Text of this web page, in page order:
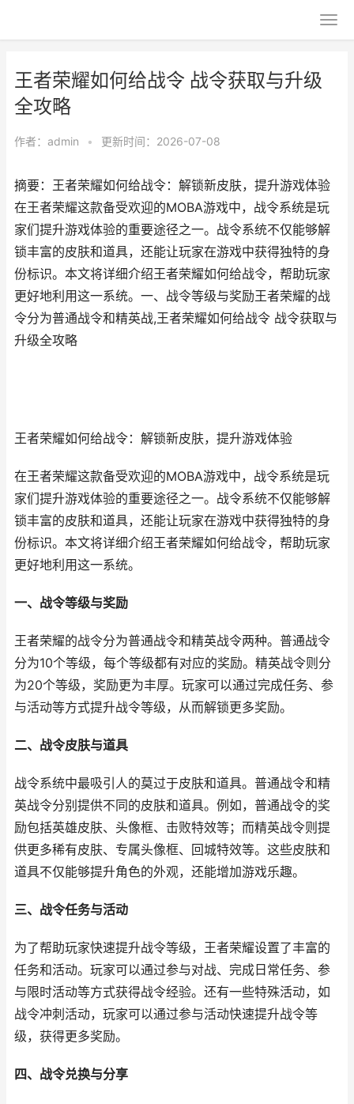
王者荣耀如何给战令 战令获取与升级
全攻略
作者： admin • 更新时间：2026-07-08
摘要：王者荣耀如何给战令：解锁新皮肤，提升游戏体验
在王者荣耀这款备受欢迎的MOBA游戏中，战令系统是玩
家们提升游戏体验的重要途径之一。战令系统不仅能够解
锁丰富的皮肤和道具，还能让玩家在游戏中获得独特的身
份标识。本文将详细介绍王者荣耀如何给战令，帮助玩家
更好地利用这一系统。一、战令等级与奖励王者荣耀的战
令分为普通战令和精英战,王者荣耀如何给战令 战令获取与
升级全攻略
王者荣耀如何给战令：解锁新皮肤，提升游戏体验
在王者荣耀这款备受欢迎的MOBA游戏中，战令系统是玩
家们提升游戏体验的重要途径之一。战令系统不仅能够解
锁丰富的皮肤和道具，还能让玩家在游戏中获得独特的身
份标识。本文将详细介绍王者荣耀如何给战令，帮助玩家
更好地利用这一系统。
一、战令等级与奖励
王者荣耀的战令分为普通战令和精英战令两种。普通战令
分为10个等级，每个等级都有对应的奖励。精英战令则分
为20个等级，奖励更为丰厚。玩家可以通过完成任务、参
与活动等方式提升战令等级，从而解锁更多奖励。
二、战令皮肤与道具
战令系统中最吸引人的莫过于皮肤和道具。普通战令和精
英战令分别提供不同的皮肤和道具。例如，普通战令的奖
励包括英雄皮肤、头像框、击败特效等；而精英战令则提
供更多稀有皮肤、专属头像框、回城特效等。这些皮肤和
道具不仅能够提升角色的外观，还能增加游戏乐趣。
三、战令任务与活动
为了帮助玩家快速提升战令等级，王者荣耀设置了丰富的
任务和活动。玩家可以通过参与对战、完成日常任务、参
与限时活动等方式获得战令经验。还有一些特殊活动，如
战令冲刺活动，玩家可以通过参与活动快速提升战令等
级，获得更多奖励。
四、战令兑换与分享